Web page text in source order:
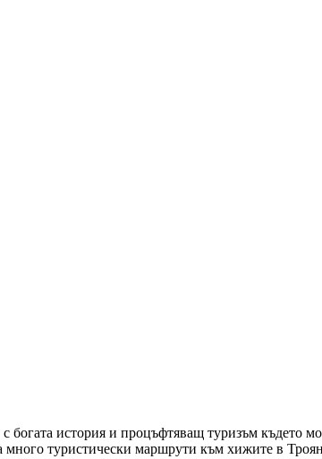
история и процъфтяващ туризъм където
туристически маршрути към хижите в